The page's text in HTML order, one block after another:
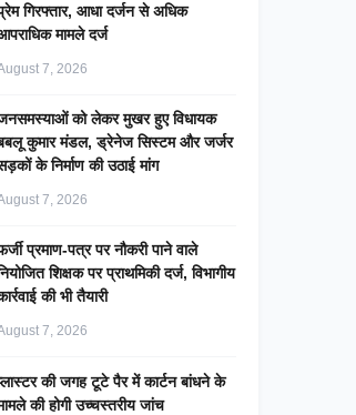
गिरफ्तार, आधा दर्जन से अधिक
मामले दर्ज
7, 2026
को लेकर मुखर हुए विधायक
कुमार मंडल, ड्रेनेज सिस्टम और जर्जर
के निर्माण की उठाई मांग
7, 2026
प्रमाण-पत्र पर नौकरी पाने वाले
शिक्षक पर प्राथमिकी दर्ज, विभागीय
की भी तैयारी
7, 2026
की जगह टूटे पैर में कार्टन बांधने के
की होगी उच्चस्तरीय जांच